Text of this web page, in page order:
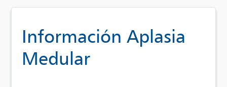
Información Aplasia
Medular